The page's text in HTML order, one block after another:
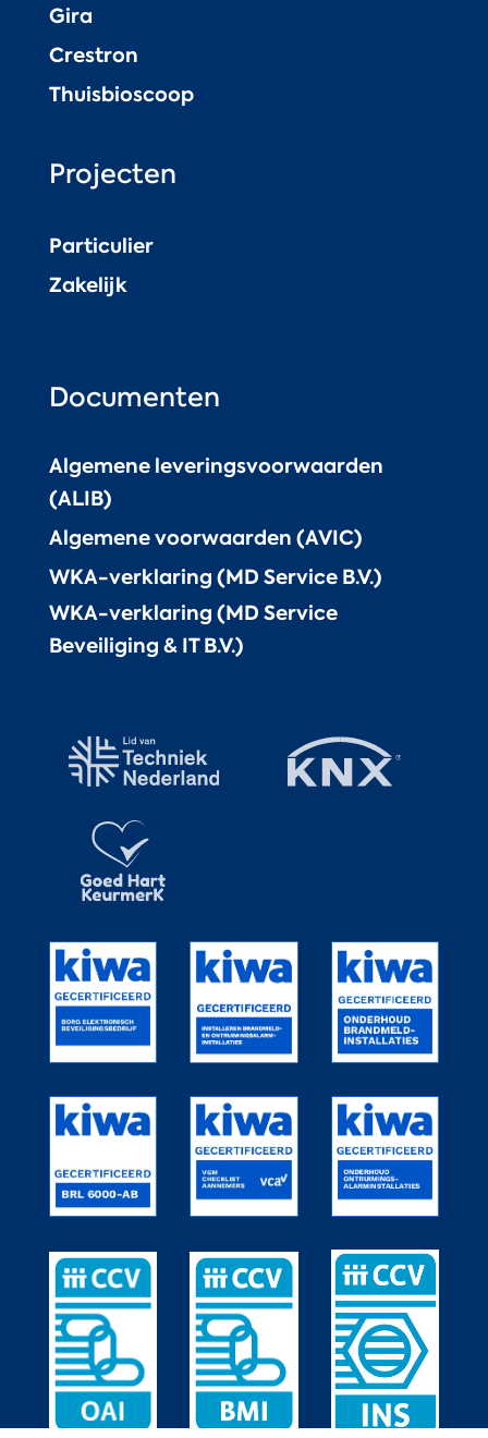
Gira
Crestron
Thuisbioscoop
Projecten
Particulier
Zakelijk
Documenten
Algemene leveringsvoorwaarden
(ALIB)
Algemene voorwaarden (AVIC)
WKA-verklaring (MD Service B.V.)
WKA-verklaring (MD Service
Beveiliging & IT B.V.)